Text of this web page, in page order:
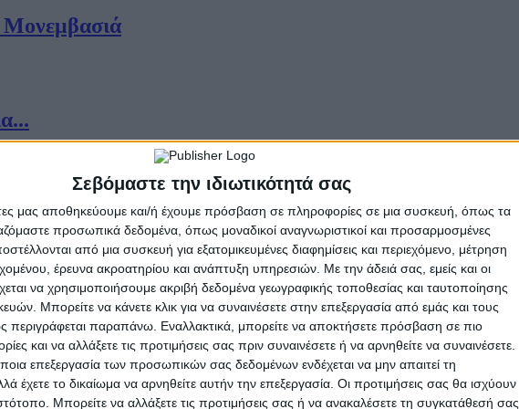
Σεβόμαστε την ιδιωτικότητά σας
μας αποθηκεύουμε και/ή έχουμε πρόσβαση σε πληροφορίες σε μια συσκευή, όπως τα
προσωπικά δεδομένα, όπως μοναδικοί αναγνωριστικοί και προσαρμοσμένες
από μια συσκευή για εξατομικευμένες διαφημίσεις και περιεχόμενο, μέτρηση
έρευνα ακροατηρίου και ανάπτυξη υπηρεσιών. Με την άδειά σας, εμείς και οι
να χρησιμοποιήσουμε ακριβή δεδομένα γεωγραφικής τοποθεσίας και ταυτοποίησης
Μπορείτε να κάνετε κλικ για να συναινέσετε στην επεξεργασία από εμάς και τους
περιγράφεται παραπάνω. Εναλλακτικά, μπορείτε να αποκτήσετε πρόσβαση σε πιο
και να αλλάξετε τις προτιμήσεις σας πριν συναινέσετε ή να αρνηθείτε να συναινέσετε.
επεξεργασία των προσωπικών σας δεδομένων ενδέχεται να μην απαιτεί τη
έχετε το δικαίωμα να αρνηθείτε αυτήν την επεξεργασία. Οι προτιμήσεις σας θα ισχύουν
Μπορείτε να αλλάξετε τις προτιμήσεις σας ή να ανακαλέσετε τη συγκατάθεσή σας
Μονεμβασιά
ληκύθιο από αμερικανικό μουσείο
της ταινίας «Οδύσσεια» του Κρίστοφερ Νόλαν